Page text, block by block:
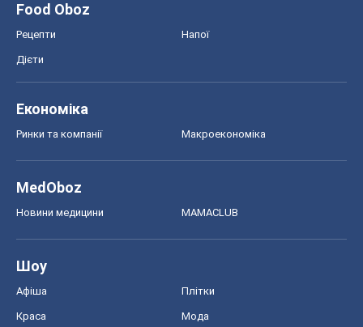
Food Oboz
Рецепти Напої
Дієти
Економіка
Ринки та компанії Макроекономіка
MedOboz
Новини медицини MAMACLUB
Шоу
Афіша Плітки
Краса Мода